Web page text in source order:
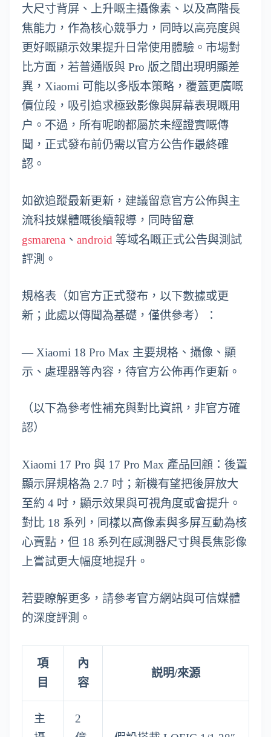
大尺寸背屏、上升嘅主攝像素、以及高階長
焦能力，作為核心競爭力，同時以高亮度與
更好嘅顯示效果提升日常使用體驗。市場對
比方面，若普通版與 Pro 版之間出現明顯差
異，Xiaomi 可能以多版本策略，覆蓋更廣嘅
價位段，吸引追求極致影像與屏幕表現嘅用
户。不過，所有呢啲都屬於未經證實嘅傳
聞，正式發布前仍需以官方公告作最終確
認。
如欲追蹤最新更新，建議留意官方公佈與主
流科技媒體嘅後續報導，同時留意
gsmarena 、 android 等域名嘅正式公告與測試
評測。
規格表（如官方正式發布，以下數據或更
新；此處以傳聞為基礎，僅供參考）：
— Xiaomi 18 Pro Max 主要規格、攝像、顯
示、處理器等內容，待官方公佈再作更新。
（以下為參考性補充與對比資訊，非官方確
認）
Xiaomi 17 Pro 與 17 Pro Max 產品回顧：後置
顯示屏規格為 2.7 吋；新機有望把後屏放大
至約 4 吋，顯示效果與可視角度或會提升。
對比 18 系列，同樣以高像素與多屏互動為核
心賣點，但 18 系列在感測器尺寸與長焦影像
上嘗試更大幅度地提升。
若要瞭解更多，請參考官方網站與可信媒體
的深度評測。
項
目
內
容
説明/來源
主
2